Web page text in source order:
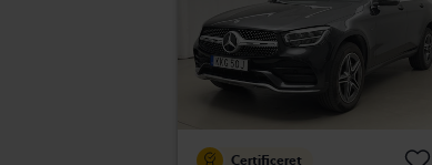
Certificeret